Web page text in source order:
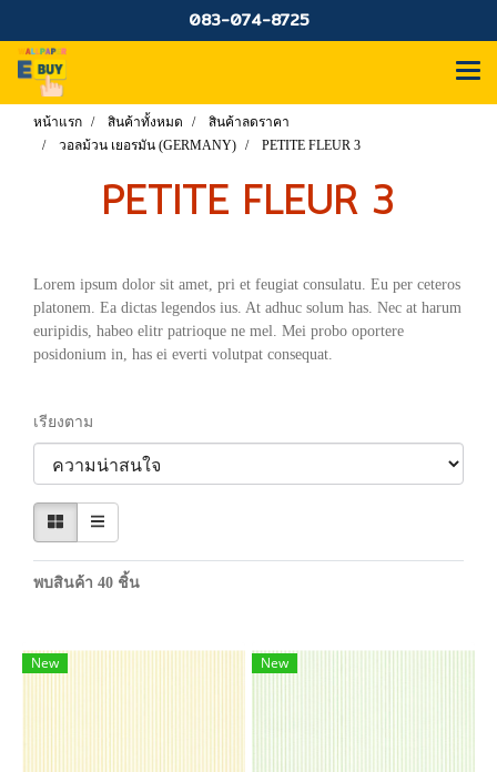
083-074-8725
หน้าแรก สินค้าทั้งหมด
สินค้าลดราคา
วอลม้วน เยอรมัน (GERMANY)
PETITE FLEUR 3
PETITE FLEUR 3
Lorem ipsum dolor sit amet, pri et feugiat consulatu. Eu per ceteros
platonem. Ea dictas legendos ius. At adhuc solum has. Nec at harum
euripidis, habeo elitr patrioque ne mel. Mei probo oportere
posidonium in, has ei everti volutpat consequat.
เรียงตาม
พบสินค้า 40 ชิ้น
New New